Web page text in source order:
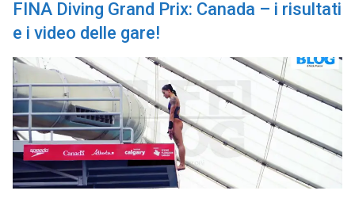
FINA Diving Grand Prix: Canada – i risultati
e i video delle gare!